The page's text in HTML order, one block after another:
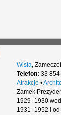
Wisła,
Telefon: 33
Atrakcje •
Zamek
1929–1930
1931–1952 i